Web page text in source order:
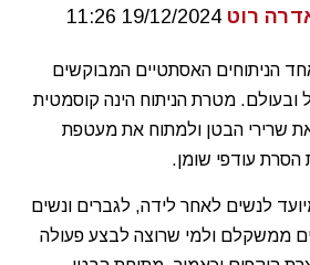
רוט 19/12/2024 11:26
הניתוחים האסתטיים המבוקשים
ובעולם. מטרת הניתוח הינה קוסמטית
שרירי הבטן ולמתוח את מעטפת
הסרת עודפי שומן.
לנשים לאחר לידה, לגברים ונשים
ממשקלם ולמי שרוצה לבצע פעולה